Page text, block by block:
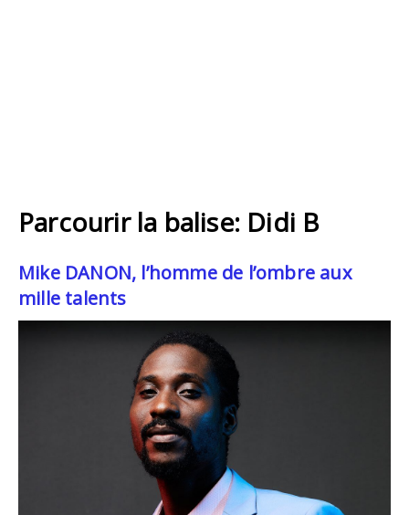
Parcourir la balise: Didi B
Mike DANON, l’homme de l’ombre aux
mille talents